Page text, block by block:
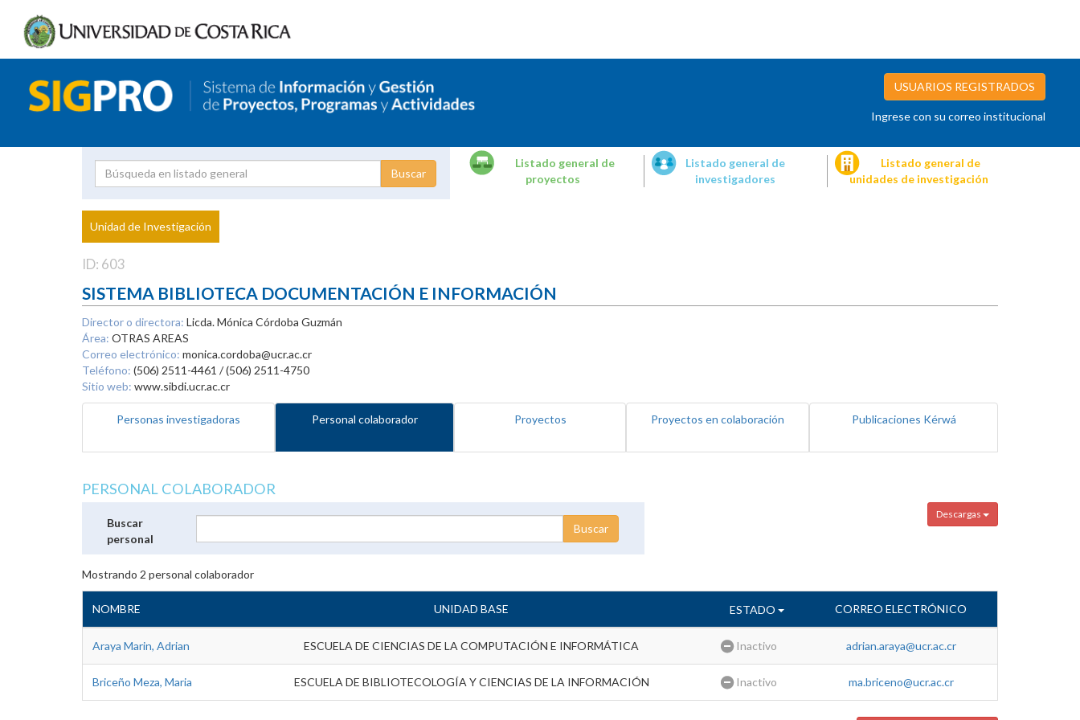
USUARIOS REGISTRADOS
Ingrese con su correo institucional
Proyecto
Investigador
Listado general de
proyectos
Listado general de
investigadores
Listado general de
unidades de investigación
Unidad de Investigación
ID: 603
SISTEMA BIBLIOTECA DOCUMENTACIÓN E INFORMACIÓN
Director o directora: Licda. Mónica Córdoba Guzmán
Área: OTRAS AREAS
Correo electrónico: monica.cordoba@ucr.ac.cr
Teléfono: (506) 2511-4461 / (506) 2511-4750
Sitio web: www.sibdi.ucr.ac.cr
Personas investigadoras Personal colaborador Proyectos Proyectos en colaboración Publicaciones Kérwá
PERSONAL COLABORADOR
Descargas
Buscar
personal
Mostrando 2 personal colaborador
NOMBRE UNIDAD BASE ESTADO CORREO ELECTRÓNICO
Araya Marin, Adrian ESCUELA DE CIENCIAS DE LA COMPUTACIÓN E INFORMÁTICA Inactivo adrian.araya@ucr.ac.cr
Briceño Meza, Maria ESCUELA DE BIBLIOTECOLOGÍA Y CIENCIAS DE LA INFORMACIÓN Inactivo ma.briceno@ucr.ac.cr